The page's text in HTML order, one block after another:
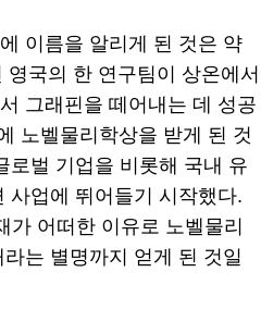
이름을 알리게 된 것은 약
국의 한 연구팀이 상온에서
그래핀을 떼어내는 데 성공
노벨물리학상을 받게 된 것
로벌 기업을 비롯해 국내 유
사업에 뛰어들기 시작했다.
가 어떠한 이유로 노벨물리
는 별명까지 얻게 된 것일